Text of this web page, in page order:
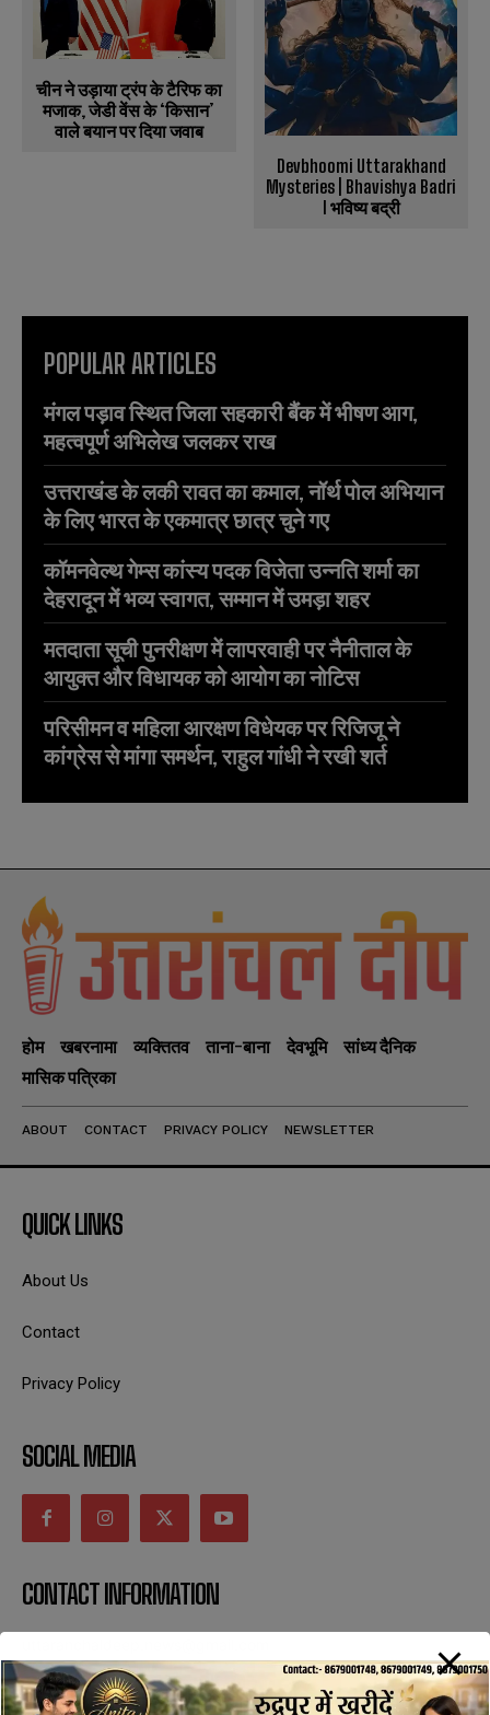
चीन ने उड़ाया ट्रंप के टैरिफ का
मजाक, जेडी वेंस के ‘किसान’
वाले बयान पर दिया जवाब
Devbhoomi Uttarakhand
Mysteries | Bhavishya Badri
l भविष्य बद्री
POPULAR ARTICLES
मंगल पड़ाव स्थित जिला सहकारी बैंक में भीषण आग,
महत्वपूर्ण अभिलेख जलकर राख
उत्तराखंड के लकी रावत का कमाल, नॉर्थ पोल अभियान
के लिए भारत के एकमात्र छात्र चुने गए
कॉमनवेल्थ गेम्स कांस्य पदक विजेता उन्नति शर्मा का
देहरादून में भव्य स्वागत, सम्मान में उमड़ा शहर
मतदाता सूची पुनरीक्षण में लापरवाही पर नैनीताल के
आयुक्त और विधायक को आयोग का नोटिस
परिसीमन व महिला आरक्षण विधेयक पर रिजिजू ने
कांग्रेस से मांगा समर्थन, राहुल गांधी ने रखी शर्त
होम खबरनामा व्यक्तितव ताना-बाना देवभूमि
सांध्य दैनिक
मासिक पत्रिका
ABOUT CONTACT PRIVACY POLICY NEWSLETTER
QUICK LINKS
About Us
Contact
Privacy Policy
SOCIAL MEDIA
CONTACT INFORMATION
SUBSCRIBE NOW